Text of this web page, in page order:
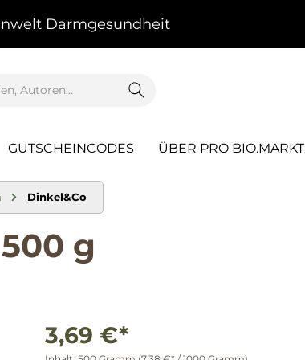
Darmgesundheit
GUTSCHEINCODES ÜBER PRO BIO.MARKT
Dinkel&Co
g
3,69 €*